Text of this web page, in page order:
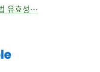
유효성⋯